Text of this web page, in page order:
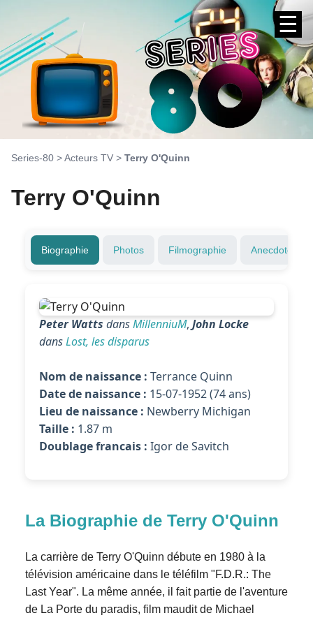
☰
Series-80 >Acteurs TV > Terry O'Quinn
Terry O'Quinn
Biographie Photos Filmographie Anecdotes
Peter Watts dansMillenniuM, John Locke
dansLost, les disparus
Nom de naissance : Terrance Quinn
Date de naissance : 15-07-1952 (74 ans)
Lieu de naissance : Newberry Michigan
Taille : 1.87 m
Doublage francais : Igor de Savitch
La Biographie de Terry O'Quinn
La carrière de Terry O'Quinn débute en 1980 à la
télévision américaine dans le téléfilm "F.D.R.: The
Last Year". La même année, il fait partie de l'aventure
de La Porte du paradis, film maudit de Michael